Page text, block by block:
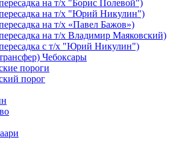
на т/х "Борис Полевой")
на т/х "Юрий Никулин")
на т/х «Павел Бажов»)
на т/х Владимир Маяковский)
с т/х "Юрий Никулин")
Чебоксары
пороги
порог